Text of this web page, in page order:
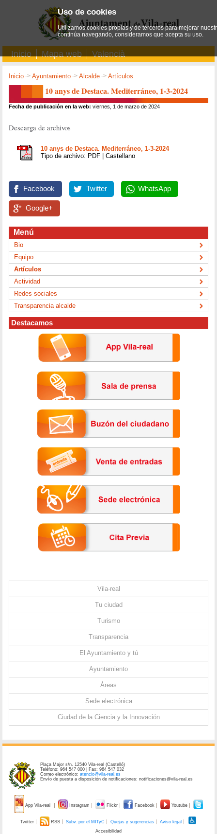
Inicio Mapa web Valencià
Inicio ->Ayuntamiento ->Alcalde ->Artículos
10 anys de Destaca. Mediterráneo, 1-3-2024
Fecha de publicación en la web: viernes, 1 de marzo de 2024
Descarga de archivos
10 anys de Destaca. Mediterráneo, 1-3-2024
Tipo de archivo: PDF | Castellano
Facebook Twitter WhatsApp
Google+
Menú
Bio
Equipo
Artículos
Actividad
Redes sociales
Transparencia alcalde
Destacamos
Vila-real
Tu ciudad
Turismo
Transparencia
El Ayuntamiento y tú
Ayuntamiento
Áreas
Sede electrónica
Ciudad de la Ciencia y la Innovación
Plaça Major s/n. 12540 Vila-real (Castelló)
Teléfono: 964 547 000 | Fax: 964 547 032
Correo electrónico:atencio@vila-real.es
Envío de puesta a disposición de notificaciones: notificaciones@vila-real.es
App Vila-real Instagram Flickr Facebook Youtube
Twitter RSS Subv. por el MITyC Quejas y sugerencias
Aviso legal
Accesibilidad
Uso de cookies
Utilizamos cookies propias y de terceros para mejorar
continúa navegando, consideramos que acepta su uso.